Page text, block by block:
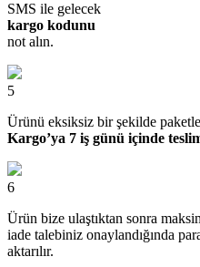
SMS ile gelecek
kargo kodunu
not alın.
5
Ürünü eksiksiz bir şekilde
Kargo’ya 7 iş günü içinde
6
Ürün bize ulaştıktan sonra
iade talebiniz onaylandığında
aktarılır.